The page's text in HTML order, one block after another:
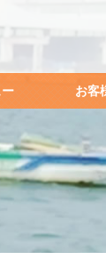
お客